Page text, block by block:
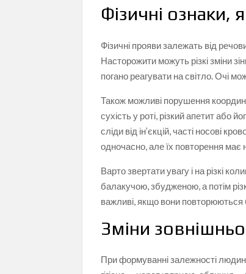
Фізичні ознаки,
Фізичні прояви залежать від
Насторожити можуть різкі зміни
погано реагувати на світло. Очі
Також можливі порушення
сухість у роті, різкий апетит або
сліди від ін’єкцій, часті носові
одночасно, але їх повторення має
Варто звертати увагу і на різкі
балакучою, збудженою, а потім
важливі, якщо вони повторюються
Зміни
При формуванні залежності